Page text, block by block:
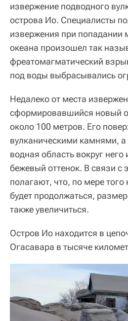
извержение подводного
острова Ио. Специалисты
извержения при
океана произошел так
фреатомагматический
под воды выбрасывались
Недалеко от места
сформировавшийся новый
около 100 метров. Его
вулканическими камнями,
водная область вокруг него
бежевый оттенок. В связи с
полагают, что, по мере того
будет продолжаться,
также увеличиться.
Остров Ио находится в
Огасавара в тысяче